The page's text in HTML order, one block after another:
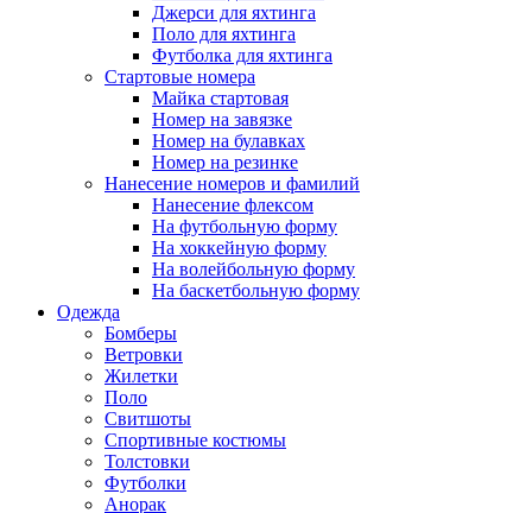
Джерси для яхтинга
Поло для яхтинга
Футболка для яхтинга
Стартовые номера
Майка стартовая
Номер на завязке
Номер на булавках
Номер на резинке
Нанесение номеров и фамилий
Нанесение флексом
На футбольную форму
На хоккейную форму
На волейбольную форму
На баскетбольную форму
Одежда
Бомберы
Ветровки
Жилетки
Поло
Свитшоты
Спортивные костюмы
Толстовки
Футболки
Анорак